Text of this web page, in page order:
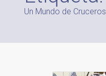
Un Mundo de Cruceros